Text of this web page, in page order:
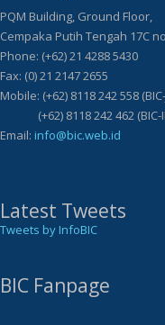
PQM Building, Ground Floor,
Cempaka Putih Tengah 17C
Phone: (+62) 21 4288 5430
Fax: (0) 21 2147 2655
Mobile: (+62) 8118 242 558 (BIC-
(+62) 8118 242 462 (BIC-
Email: info@bic.web.id
Latest Tweets
Tweets by InfoBIC
BIC Fanpage